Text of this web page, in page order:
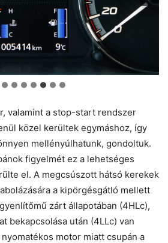
valamint a stop-start rendszer
közel kerültek egymáshoz, így
mellényúlhatunk, gondoltuk.
figyelmét ez a lehetséges
el. A megcsúszott hátsó kerekek
a kipörgésgátló mellett
zárt állapotában (4HLc),
bekapcsolása után (4LLc) van
motor miatt csupán a